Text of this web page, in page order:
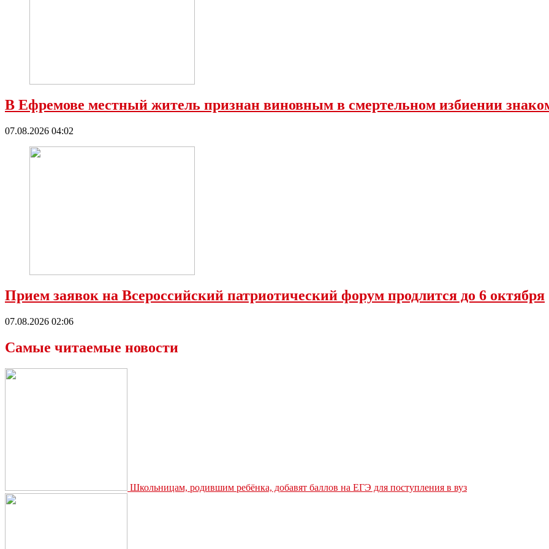
В Ефремове местный житель признан виновным в смертельном избиении
07.08.2026 04:02
Прием заявок на Всероссийский патриотический форум продлится до 6 октября
07.08.2026 02:06
Самые читаемые новости
Школьницам, родившим ребёнка, добавят баллов на ЕГЭ для поступления в вуз